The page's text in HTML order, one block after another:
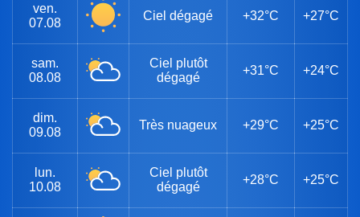
ven.
07.08
Ciel dégagé +32°C +27°C
sam.
08.08
Ciel plutôt
dégagé
+31°C +24°C
dim.
09.08
Très nuageux +29°C +25°C
lun.
10.08
Ciel plutôt
dégagé
+28°C +25°C